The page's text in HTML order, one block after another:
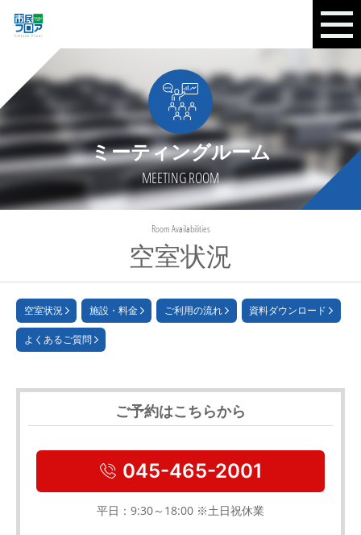
ミーティングルーム
MEETING ROOM
空室状況
Room Availabilities
空室状況 施設・料金 ご利用の流れ 資料ダウンロード
よくあるご質問
ご予約はこちらから
045-465-2001
平日：9:30～18:00 ※土日祝休業